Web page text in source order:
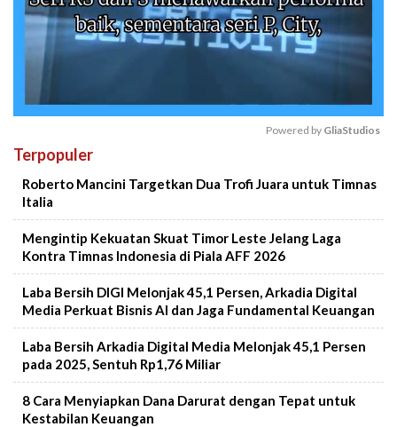
Powered by GliaStudios
Terpopuler
Roberto Mancini Targetkan Dua Trofi Juara untuk Timnas
Italia
Mengintip Kekuatan Skuat Timor Leste Jelang Laga
Kontra Timnas Indonesia di Piala AFF 2026
Laba Bersih DIGI Melonjak 45,1 Persen, Arkadia Digital
Media Perkuat Bisnis AI dan Jaga Fundamental Keuangan
Laba Bersih Arkadia Digital Media Melonjak 45,1 Persen
pada 2025, Sentuh Rp1,76 Miliar
8 Cara Menyiapkan Dana Darurat dengan Tepat untuk
Kestabilan Keuangan